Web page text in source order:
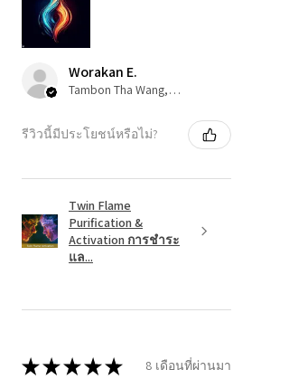
Worakan E.
Tambon Tha Wang, 80
รีวิวนี้มีประโยชน์หรือไม่?
Twin Flame
Purification &
Activation การชำระ
แล...
★★★★★ 8 เดือนที่ผ่านมา